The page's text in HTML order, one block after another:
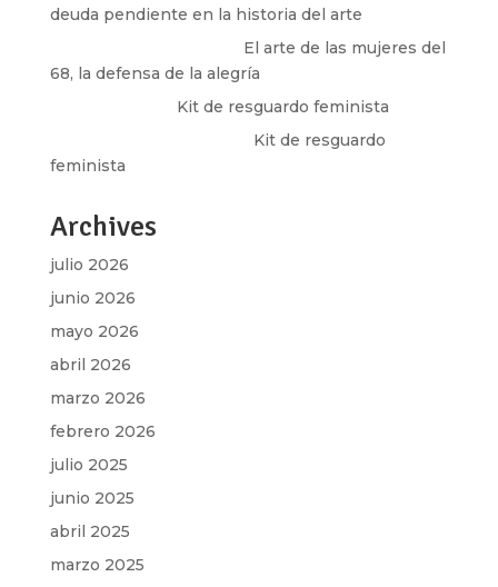
deuda pendiente en la historia del arte
El arte de las mujeres del
68, la defensa de la alegría
Kit de resguardo feminista
Kit de resguardo
feminista
Archives
julio 2026
junio 2026
mayo 2026
abril 2026
marzo 2026
febrero 2026
julio 2025
junio 2025
abril 2025
marzo 2025